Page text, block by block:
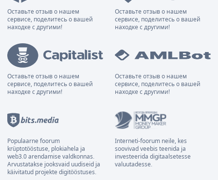
Оставьте отзыв о нашем
сервисе, поделитесь о вашей
находке с другими!
Оставьте отзыв о нашем
сервисе, поделитесь о вашей
находке с другими!
Оставьте отзыв о нашем
сервисе, поделитесь о вашей
находке с другими!
Оставьте отзыв о нашем
сервисе, поделитесь о вашей
находке с другими!
Populaarne foorum
krüptotööstuse, plokiahela ja
web3.0 arendamise valdkonnas.
Arvustatakse jooksvaid uudiseid ja
käivitatud projekte digitööstuses.
Interneti-foorum neile, kes
soovivad veebis teenida ja
investeerida digitaalsetesse
valuutadesse.